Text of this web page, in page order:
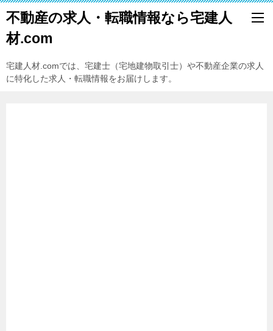
不動産の求人・転職情報なら宅建人
材.com
宅建人材.comでは、宅建士（宅地建物取引士）や不動産企業の求人
に特化した求人・転職情報をお届けします。